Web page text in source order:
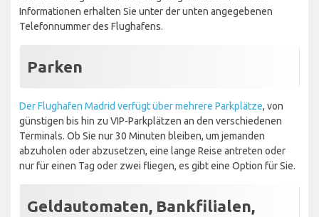
Informationen erhalten Sie unter der unten angegebenen
Telefonnummer des Flughafens.
Parken
Der Flughafen Madrid verfügt über mehrere Parkplätze, von
günstigen bis hin zu VIP-Parkplätzen an den verschiedenen
Terminals. Ob Sie nur 30 Minuten bleiben, um jemanden
abzuholen oder abzusetzen, eine lange Reise antreten oder
nur für einen Tag oder zwei fliegen, es gibt eine Option für Sie.
Geldautomaten, Bankfilialen,